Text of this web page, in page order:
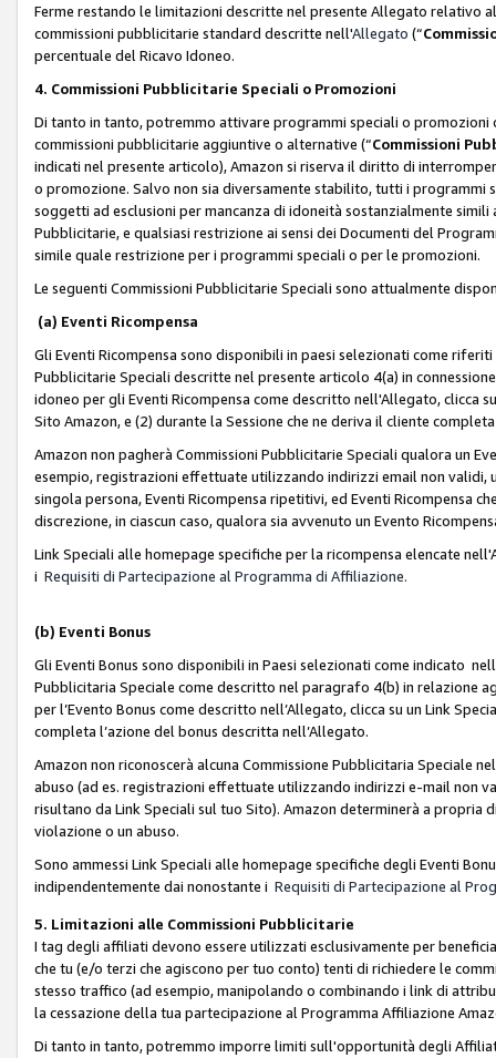
Ferme restando le limitazioni descritte nel presente Allegato relativo
commissioni pubblicitarie standard descritte nell'Allegato (“
percentuale del Ricavo Idoneo.
4. Commissioni Pubblicitarie Speciali o Promozioni
Di tanto in tanto, potremmo attivare programmi speciali o
commissioni pubblicitarie aggiuntive o alternative (“Commissioni
indicati nel presente articolo), Amazon si riserva il diritto di
o promozione. Salvo non sia diversamente stabilito, tutti i
soggetti ad esclusioni per mancanza di idoneità sostanzialmente
Pubblicitarie, e qualsiasi restrizione ai sensi dei Documenti del
simile quale restrizione per i programmi speciali o per le promozioni.
Le seguenti Commissioni Pubblicitarie Speciali sono attualmente
(a) Eventi Ricompensa
Gli Eventi Ricompensa sono disponibili in paesi selezionati come
Pubblicitarie Speciali descritte nel presente articolo 4(a) in
idoneo per gli Eventi Ricompensa come descritto nell'Allegato, clicca
Sito Amazon, e (2) durante la Sessione che ne deriva il cliente
Amazon non pagherà Commissioni Pubblicitarie Speciali qualora un
esempio, registrazioni effettuate utilizzando indirizzi email non
singola persona, Eventi Ricompensa ripetitivi, ed Eventi Ricompensa
discrezione, in ciascun caso, qualora sia avvenuto un Evento
Link Speciali alle homepage specifiche per la ricompensa elencate
i Requisiti di Partecipazione al Programma di Affiliazione.
(b) Eventi Bonus
Gli Eventi Bonus sono disponibili in Paesi selezionati come indicato
Pubblicitaria Speciale come descritto nel paragrafo 4(b) in relazione
per l’Evento Bonus come descritto nell’Allegato, clicca su un Link
completa l’azione del bonus descritta nell’Allegato.
Amazon non riconoscerà alcuna Commissione Pubblicitaria Speciale
abuso (ad es. registrazioni effettuate utilizzando indirizzi e-mail non
risultano da Link Speciali sul tuo Sito). Amazon determinerà a propria
violazione o un abuso.
Sono ammessi Link Speciali alle homepage specifiche degli Eventi
indipendentemente dai nonostante i Requisiti di Partecipazione al
5. Limitazioni alle Commissioni Pubblicitarie
I tag degli affiliati devono essere utilizzati esclusivamente per
che tu (e/o terzi che agiscono per tuo conto) tenti di richiedere le
stesso traffico (ad esempio, manipolando o combinando i link di
la cessazione della tua partecipazione al Programma Affiliazione
Di tanto in tanto, potremmo imporre limiti sull'opportunità degli